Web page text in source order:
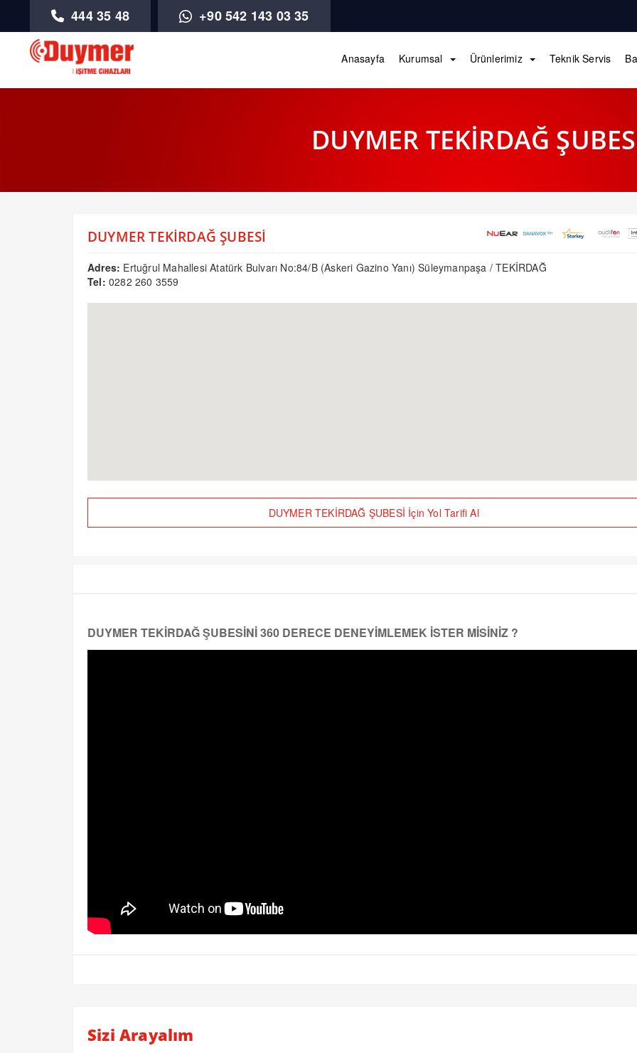
444 35 48 +90 542 143 03 35
Anasayfa Kurumsal Ürünlerimiz Teknik Servis
DUYMER TEKİRDAĞ
DUYMER TEKİRDAĞ ŞUBESİ
Adres: Ertuğrul Mahallesi Atatürk Bulvarı No:84/B (Askeri Gazino Yanı) Süleymanpaşa / TEKİRDAĞ
Tel: 0282 260 3559
DUYMER TEKİRDAĞ ŞUBESİ İçin Yol Tarifi Al
DUYMER TEKİRDAĞ ŞUBESİNİ 360 DERECE DENEYİMLEMEK İSTER MİSİNİZ ?
Sizi Arayalım